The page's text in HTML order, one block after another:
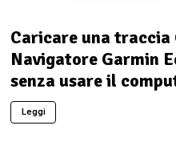
Caricare una traccia
Navigatore Garmin
senza usare il
Leggi